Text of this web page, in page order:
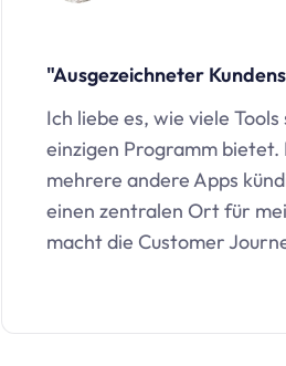
"Ausgezeichneter
Ich liebe es, wie viele Tools
einzigen Programm
mehrere andere Apps
einen zentralen Ort für
macht die Customer